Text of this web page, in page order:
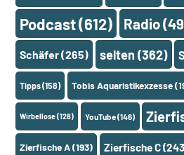
Podcast(612) Radio
Schäfer(265) selten (362)
Tipps(158) Tobis Aquaristikexzesse
Wirbellose(128) YouTube(146)
Zierfische A(193) Zierfische C